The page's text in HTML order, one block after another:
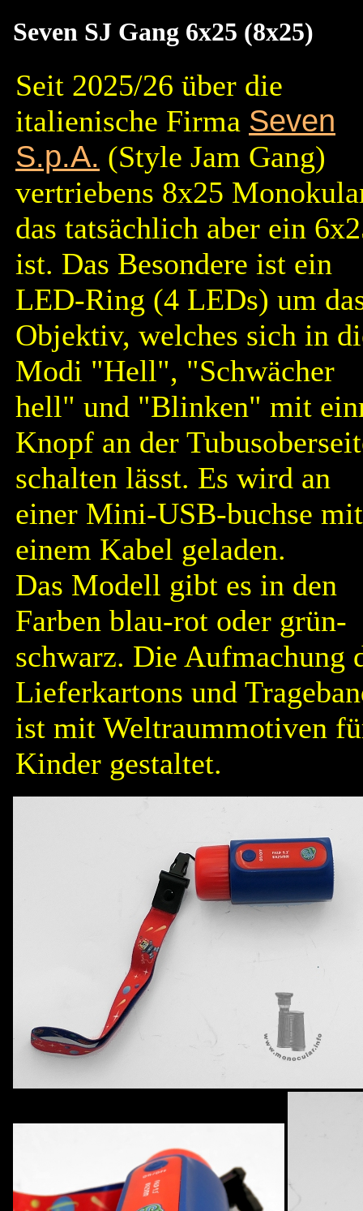
Seven SJ Gang 6x25 (8x25)
Seit 2025/26 über die
italienische Firma Seven
S.p.A. (Style Jam Gang)
vertriebens 8x25
das tatsächlich aber ein
ist. Das Besondere ist ein
LED-Ring (4 LEDs) um
Objektiv, welches sich in
Modi "Hell", "Schwächer
hell" und "Blinken" mit
Knopf an der
schalten lässt. Es wird an
einer Mini-USB-buchse mit
einem Kabel geladen.
Das Modell gibt es in den
Farben blau-rot oder grün-
schwarz. Die Aufmachung
Lieferkartons und
ist mit Weltraummotiven
Kinder gestaltet.